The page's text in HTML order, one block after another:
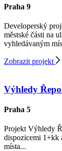
Praha 9
Developerský
městské části na
vyhledávaným
Zobrazit projekt
Výhledy
Praha 5
Projekt Výhledy
dispozicemi 1+kk
místa...